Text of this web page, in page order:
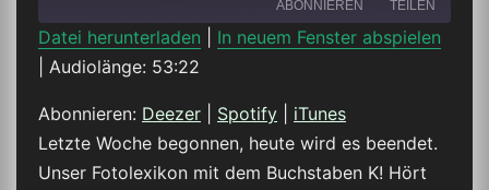
ABONNIEREN TEILEN
Deezer
RSS FEED
TEILEN
LINK
EMBED
Datei herunterladen
In neuem Fenster abspielen
Audiolänge: 53:22
Abonnieren: Deezer Spotify
iTunes
Letzte Woche begonnen, heute wird es beendet.
Unser Fotolexikon mit dem Buchstaben K! Hört